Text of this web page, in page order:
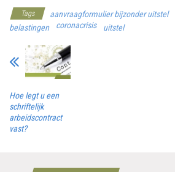
Tags aanvraagformulier bijzonder uitstel
belastingen
coronacrisis uitstel
Hoe legt u een
schriftelijk
arbeidscontract
vast?